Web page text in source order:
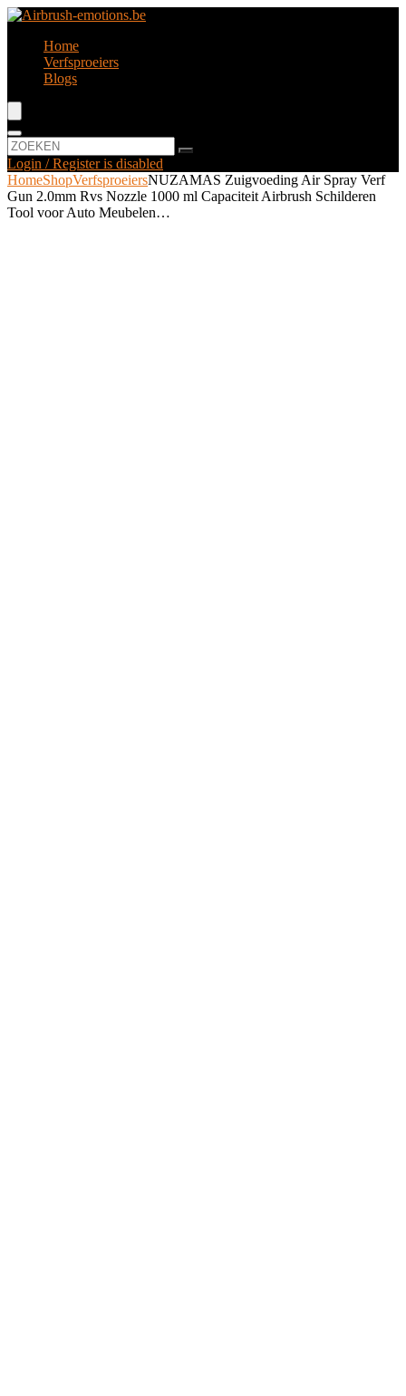
Home
Verfsproeiers
Blogs
Login / Register is disabled
HomeShopVerfsproeiersNUZAMAS Zuigvoeding Air Spray Verf
Gun 2.0mm Rvs Nozzle 1000 ml Capaciteit Airbrush Schilderen
Tool voor Auto Meubelen…